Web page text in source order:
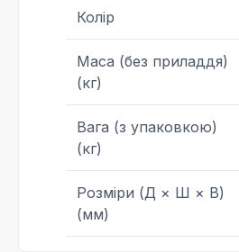
Колір
Маса (без приладдя)
(кг)
Вага (з упаковкою)
(кг)
Розміри (Д × Ш × В)
(мм)